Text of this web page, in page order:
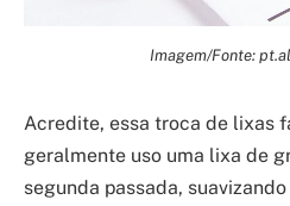
Imagem/Fonte:
Acredite, essa troca de lixas
geralmente uso uma lixa de
segunda passada,